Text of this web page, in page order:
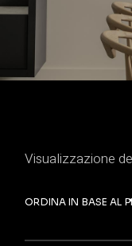
Visualizzazione